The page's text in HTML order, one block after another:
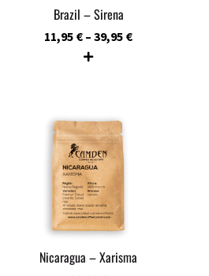
Brazil – Sirena
11,95 € – 39,95 €
Nicaragua – Xarisma